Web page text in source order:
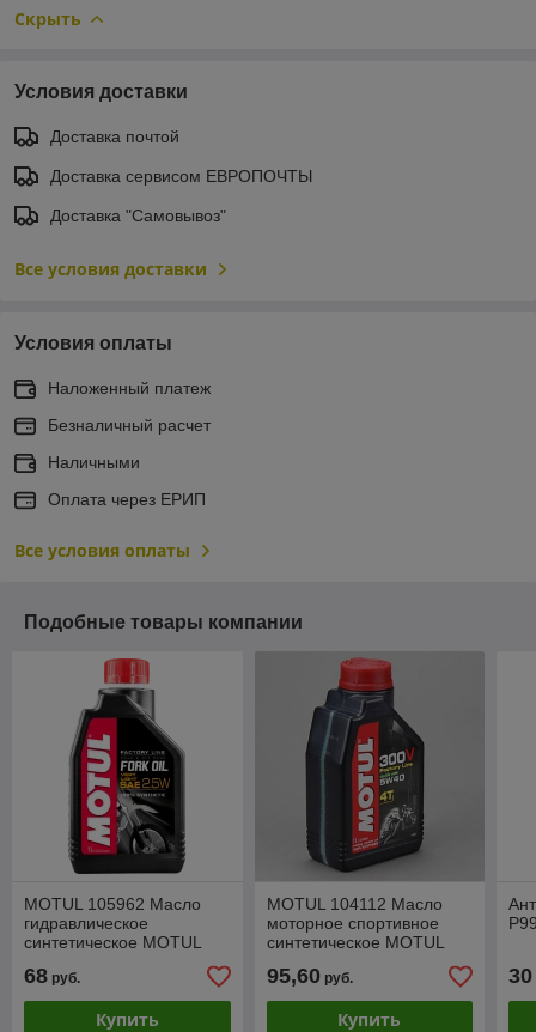
Скрыть
Условия доставки
Доставка почтой
Доставка сервисом ЕВРОПОЧТЫ
Доставка "Самовывоз"
Все условия доставки
Условия оплаты
Наложенный платеж
Безналичный расчет
Наличными
Оплата через ЕРИП
Все условия оплаты
Подобные товары компании
MOTUL 105962 Масло
гидравлическое
синтетическое MOTUL
FORK OIL FACTORY LINE
VERY LIGHT 2.5W 1L
68 руб.
Купить
MOTUL 104112 Масло
моторное спортивное
синтетическое MOTUL
ROAD 5W-40 4T 1L
95,60руб.
Купить
30